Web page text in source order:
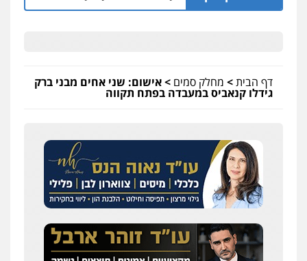
דף הבית> מחלק סמים >אישום: שני אחים מבני ברק
גידלו קנאביס במעבדה בפתח תקווה
עו"ד אלון קריטי
0525544654